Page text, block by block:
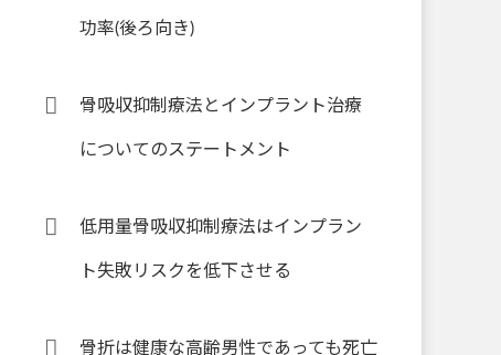
功率(後ろ向き)
骨吸収抑制療法とインプラント治療
についてのステートメント
低用量骨吸収抑制療法はインプラン
ト失敗リスクを低下させる
骨折は健康な高齢男性であっても死亡